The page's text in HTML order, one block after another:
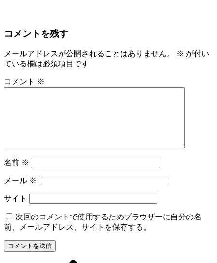
コメントを残す
メールアドレスが公開されることはありません。 ※ が付い
ている欄は必須項目です
コメント ※
名前 ※
メール ※
サイト
次回のコメントで使用するためブラウザーに自分の名
前、メールアドレス、サイトを保存する。